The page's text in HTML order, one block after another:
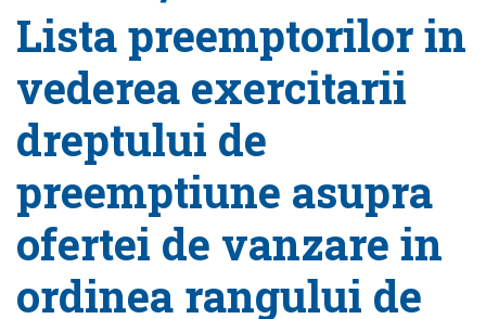
Lista preemptorilor in
vederea exercitarii
dreptului de
preemptiune asupra
ofertei de vanzare in
ordinea rangului de